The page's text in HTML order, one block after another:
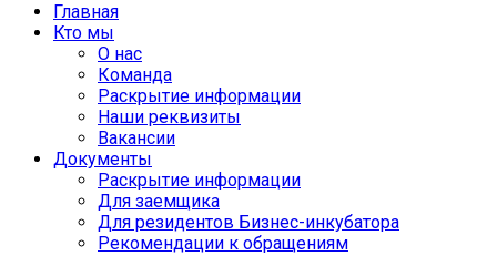
Главная
Кто мы
О нас
Команда
Раскрытие информации
Наши реквизиты
Вакансии
Документы
Раскрытие информации
Для заемщика
Для резидентов Бизнес-инкубатора
Рекомендации к обращениям